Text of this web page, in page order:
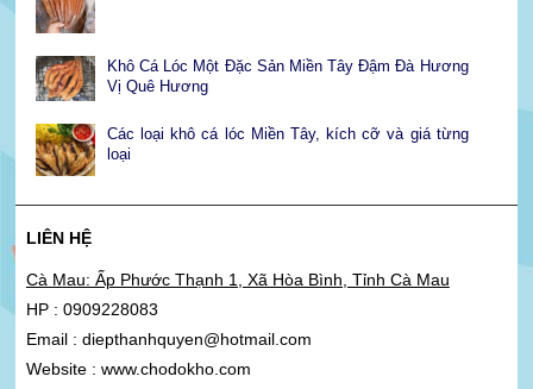
Khô Cá Lóc Một Đặc Sản Miền Tây Đậm Đà Hương
Vị Quê Hương
Các loại khô cá lóc Miền Tây, kích cỡ và giá từng
loại
LIÊN HỆ
Cà Mau: Ấp Phước Thạnh 1, Xã Hòa Bình, Tỉnh Cà Mau
HP : 0909228083
Email : diepthanhquyen@hotmail.com
Website : www.chodokho.com